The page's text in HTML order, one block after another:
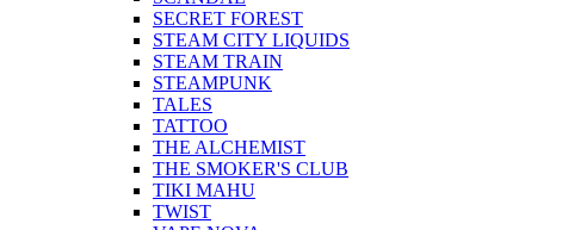
SECRET FOREST
STEAM CITY LIQUIDS
STEAM TRAIN
STEAMPUNK
TALES
TATTOO
THE ALCHEMIST
THE SMOKER'S CLUB
TIKI MAHU
TWIST